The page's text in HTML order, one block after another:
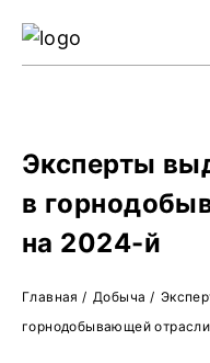
Эксперты
в
на 2024-й
Главная / Добыча /
горнодобывающей